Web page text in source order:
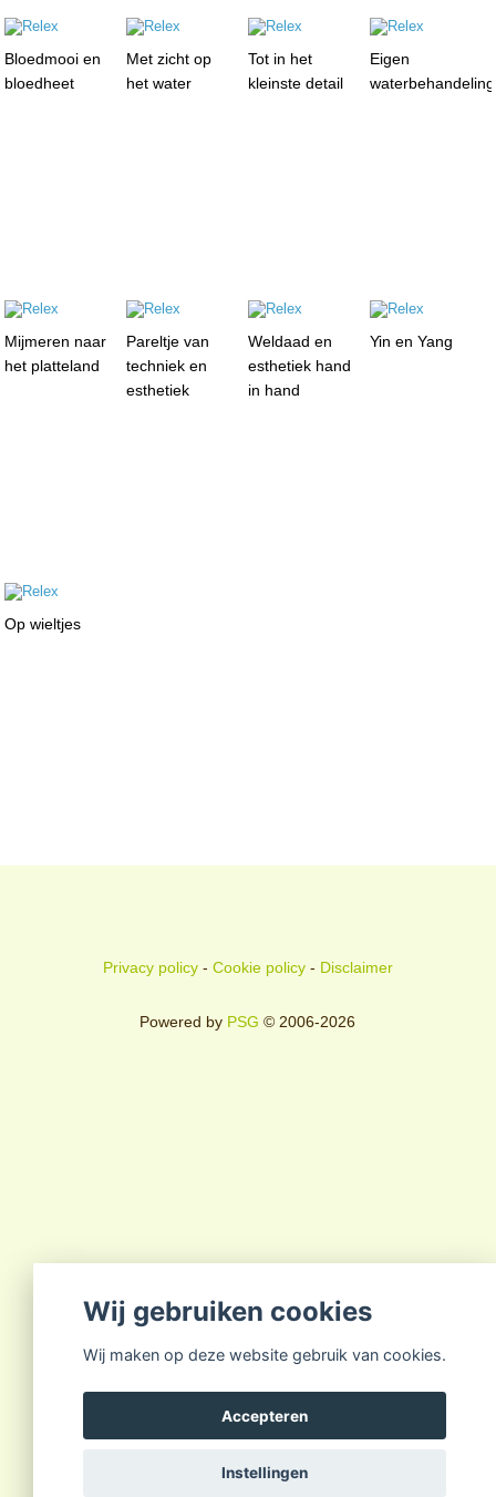
Bloedmooi en
bloedheet
Met zicht op
het water
Tot in het
kleinste detail
Eigen
Mijmeren naar
het platteland
Pareltje van
techniek en
esthetiek
Weldaad en
esthetiek hand
in hand
Yin en Yang
Op wieltjes
Privacy policy- Cookie policy- Disclaimer
Powered by PSG © 2006-2026
Wij gebruiken cookies
Wij maken op deze website gebruik van cookies.
Accepteren
Instellingen